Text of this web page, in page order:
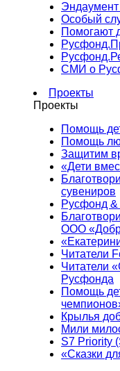
Особый
Помогают
СМИ о
Проекты
Проекты
Помощь
Помощь
Защитим
«Дети
сувениров
Русфонд
ООО
Читатели
Читатели
Русфонда
Помощь
Крылья
Мили
S7 Priority
«Сказки